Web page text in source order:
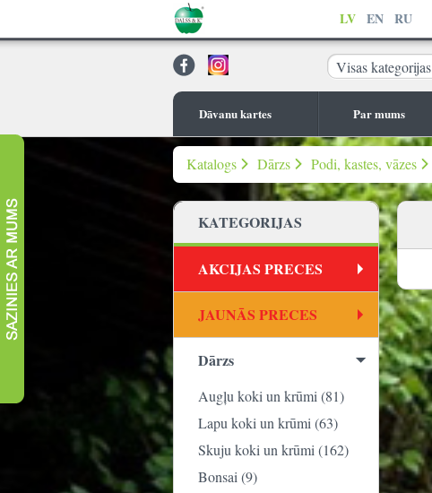
LV EN RU
Visas kategorijas
Dāvanu kartes Par mums
Katalogs Dārzs Podi, kastes, vāzes
KATEGORIJAS
AKCIJAS PRECES
JAUNĀS PRECES
Dārzs
Augļu koki un krūmi (81)
Lapu koki un krūmi (63)
Skuju koki un krūmi (162)
Bonsai (9)